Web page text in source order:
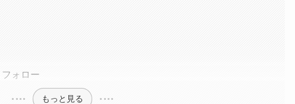
ォロー
もっと見る